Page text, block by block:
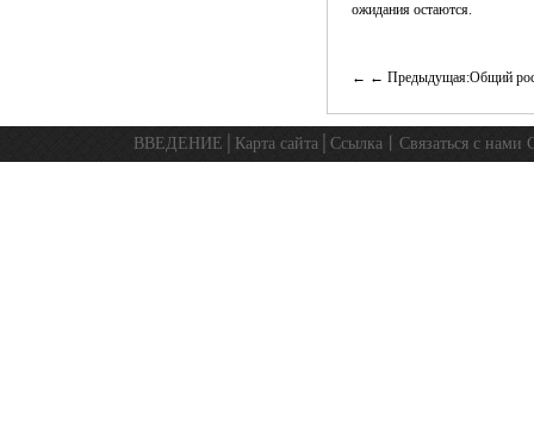
ожидания остаются.
← Предыдущая:Общий
ВВЕДЕНИЕ Карта сайта Ссылка Связаться с нами